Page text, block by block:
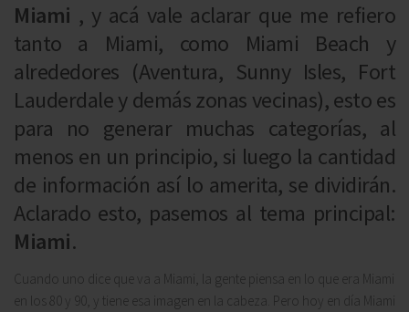
Miami , y acá vale aclarar que me refiero
tanto a Miami, como Miami Beach y
alrededores (Aventura, Sunny Isles, Fort
Lauderdale y demás zonas vecinas), esto es
para no generar muchas categorías, al
menos en un principio, si luego la cantidad
de información así lo amerita, se dividirán.
Aclarado esto, pasemos al tema principal:
Miami.
Cuando uno dice que va a Miami,
la gente piensa en lo que era Miami
en los 80 y 90, y tiene esa imagen en la cabeza. Pero hoy en día Miami